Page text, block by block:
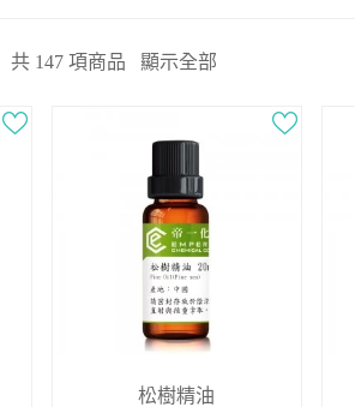
共 147項商品 顯示全部
松樹精油